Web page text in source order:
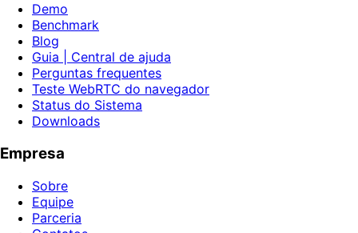
Demo
Benchmark
Blog
Guia | Central de ajuda
Perguntas frequentes
Teste WebRTC do navegador
Status do Sistema
Downloads
Empresa
Sobre
Equipe
Parceria